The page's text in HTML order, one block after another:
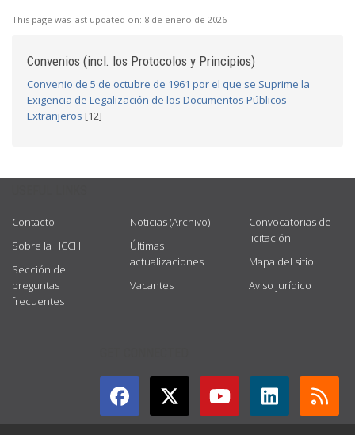
This page was last updated on: 8 de enero de 2026
Convenios (incl. los Protocolos y Principios)
Convenio de 5 de octubre de 1961 por el que se Suprime la
Exigencia de Legalización de los Documentos Públicos
Extranjeros [12]
Contacto
Sobre la HCCH
Sección de
preguntas
frecuentes
Noticias (Archivo)
Últimas
actualizaciones
Vacantes
Convocatorias de
licitación
Mapa del sitio
Aviso jurídico